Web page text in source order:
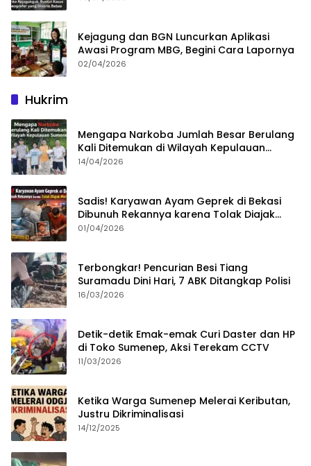
Kejagung dan BGN Luncurkan Aplikasi
Awasi Program MBG, Begini Cara Lapornya
02/04/2026
Hukrim
Mengapa Narkoba Jumlah Besar Berulang
Kali Ditemukan di Wilayah Kepulauan
Sumenep?
14/04/2026
Sadis! Karyawan Ayam Geprek di Bekasi
Dibunuh Rekannya karena Tolak Diajak
Merampok Majikan
01/04/2026
Terbongkar! Pencurian Besi Tiang
Suramadu Dini Hari, 7 ABK Ditangkap Polisi
16/03/2026
Detik-detik Emak-emak Curi Daster dan HP
di Toko Sumenep, Aksi Terekam CCTV
11/03/2026
Ketika Warga Sumenep Melerai Keributan,
Justru Dikriminalisasi
14/12/2025